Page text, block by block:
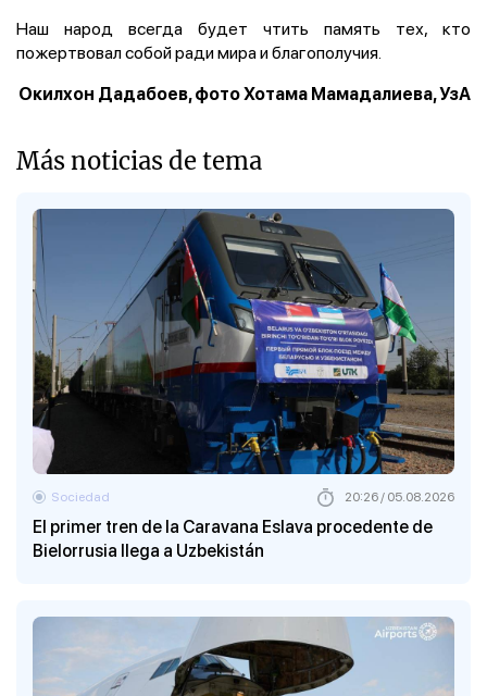
Наш народ всегда будет чтить память тех, кто
пожертвовал собой ради мира и благополучия.
Окилхон Дадабоев, фото Хотама Мамадалиева, УзА
Más noticias de tema
El primer tren de la Caravana Eslava procedente de
Bielorrusia llega a Uzbekistán
Sociedad 20:26 / 05.08.2026